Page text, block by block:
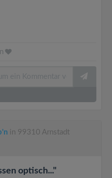
in 99310 Arnstadt
optisch..."